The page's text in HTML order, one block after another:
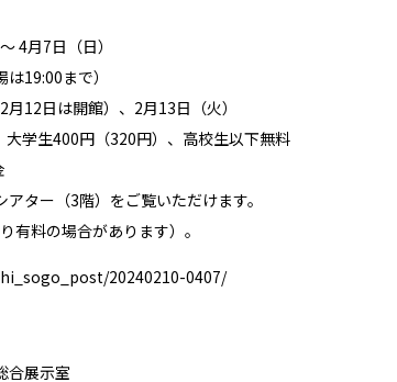
4月7日（日）
19:00まで）
月12日は開館）、2月13日（火）
大学生400円（320円）、高校生以下無料
ター（3階）をご覧いただけます。
有料の場合があります）。
20240210-0407/
合展示室